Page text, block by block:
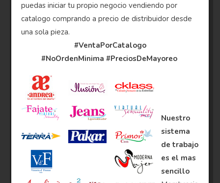
puedas iniciar tu propio negocio vendiendo por
catalogo comprando a precio de distribuidor desde
una sola pieza.
#VentaPorCatalogo
#NoOrdenMinima #PreciosDeMayoreo
Nuestro
sistema
de trabajo
es el mas
sencillo